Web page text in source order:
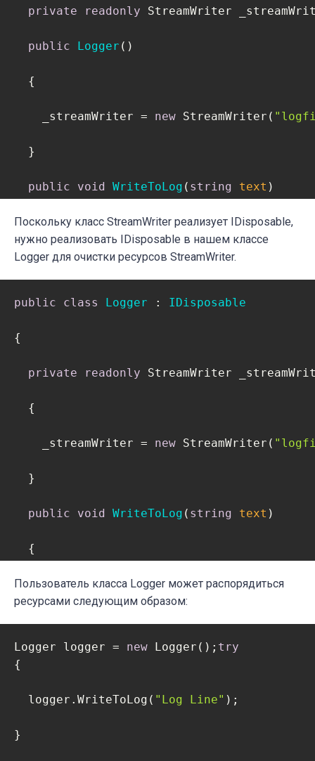
private readonly StreamWriter
public Logger ( )
  {
    _streamWriter =
new StreamWriter(
  }
public void WriteToLog ( string text )
  {
    _streamWriter.WriteLine(text);
Поскольку класс StreamWriter реализует IDisposable,
нужно реализовать IDisposable в нашем классе
Logger для очистки ресурсов StreamWriter.
public class Logger : IDisposable
{
private readonly StreamWriter
  {
    _streamWriter =
new StreamWriter(
  }
public void WriteToLog ( string text )
  {
    _streamWriter.WriteLine(text);
public void Dispose()
Пользователь класса Logger может распорядиться
ресурсами следующим образом:
Logger logger = new Logger(); try
{
  logger.WriteToLog(
"Log Line" );
}